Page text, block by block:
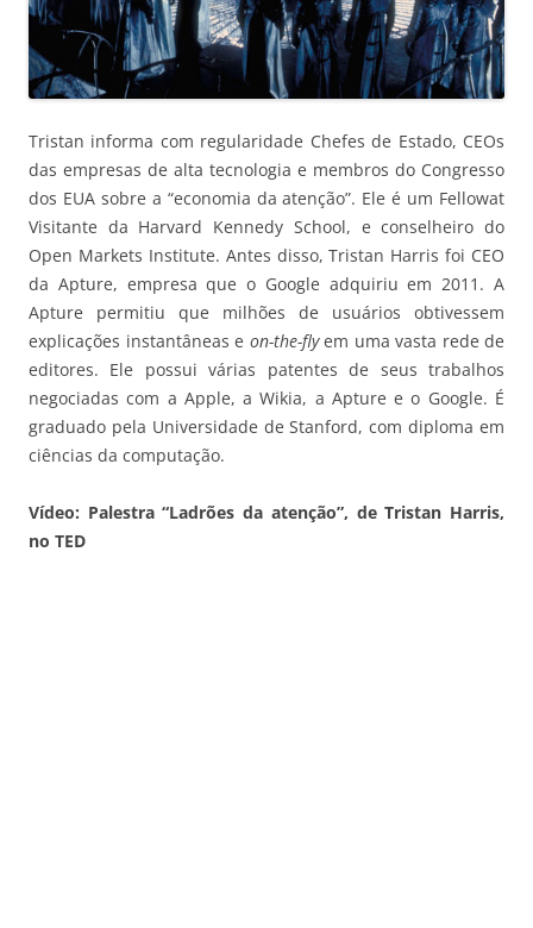
Tristan informa com regularidade Chefes de Estado, CEOs
das empresas de alta tecnologia e membros do Congresso
dos EUA sobre a “economia da atenção”. Ele é um Fellowat
Visitante da Harvard Kennedy School, e conselheiro do
Open Markets Institute. Antes disso, Tristan Harris foi CEO
da Apture, empresa que o Google adquiriu em 2011. A
Apture permitiu que milhões de usuários obtivessem
explicações instantâneas e on-the-flyem uma vasta rede de
editores. Ele possui várias patentes de seus trabalhos
negociadas com a Apple, a Wikia, a Apture e o Google. É
graduado pela Universidade de Stanford, com diploma em
ciências da computação.
Vídeo: Palestra “Ladrões da atenção”, de Tristan Harris,
no TED